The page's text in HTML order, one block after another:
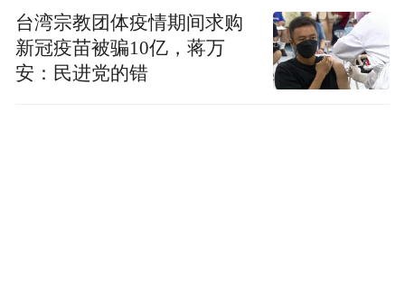
台湾宗教团体疫情期间求购
新冠疫苗被骗10亿，蒋万
安：民进党的错